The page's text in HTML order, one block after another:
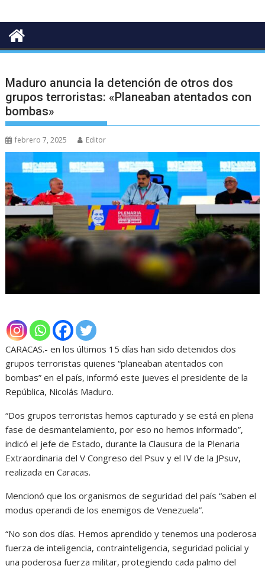
Maduro anuncia la detención de otros dos
grupos terroristas: «Planeaban atentados con
bombas»
febrero 7, 2025 Editor
CARACAS.- en los últimos 15 días han sido detenidos dos
grupos terroristas quienes “planeaban atentados con
bombas” en el país, informó este jueves el presidente de la
República, Nicolás Maduro.
“Dos grupos terroristas hemos capturado y se está en plena
fase de desmantelamiento, por eso no hemos informado”,
indicó el jefe de Estado, durante la Clausura de la Plenaria
Extraordinaria del V Congreso del Psuv y el IV de la JPsuv,
realizada en Caracas.
Mencionó que los organismos de seguridad del país “saben el
modus operandi de los enemigos de Venezuela”.
“No son dos días. Hemos aprendido y tenemos una poderosa
fuerza de inteligencia, contrainteligencia, seguridad policial y
una poderosa fuerza militar, protegiendo cada palmo del